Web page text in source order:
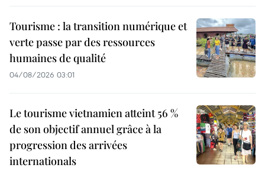
Tourisme : la transition numérique et
verte passe par des ressources
humaines de qualité
04/08/2026 03:01
Le tourisme vietnamien atteint 56 %
de son objectif annuel grâce à la
progression des arrivées
internationals